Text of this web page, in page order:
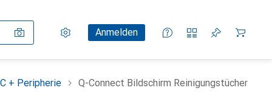
Einstellungen
KundenkontoAnmelden
Vergleichslisten
Merklisten
Warenkorb
+ Peripherie Q-Connect Bildschirm Reinigungstücher